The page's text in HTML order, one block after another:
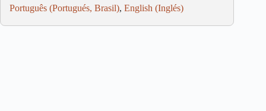
Português (Portugués, Brasil) English (Inglés)